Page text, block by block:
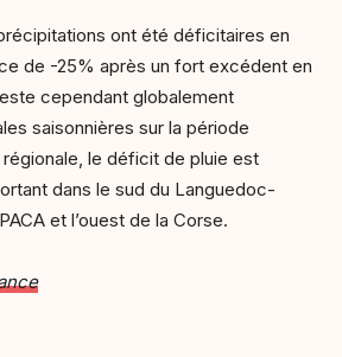
ont été déficitaires en
de -25% après un fort excédent en
cependant globalement
saisonnières sur la période
régionale, le déficit de pluie est
dans le sud du Languedoc-
et l’ouest de la Corse.